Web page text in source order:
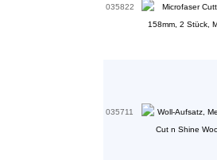
035822
035711